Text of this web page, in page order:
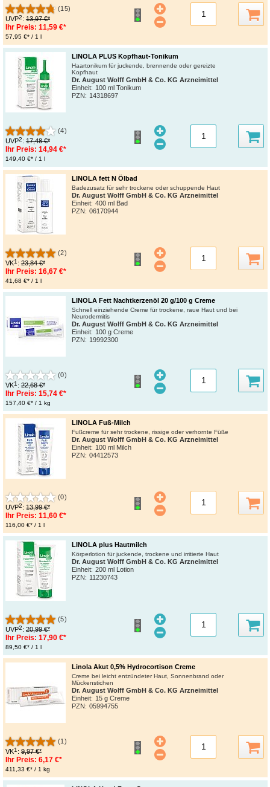
(15)
UVP2: 13,97 €*
Ihr Preis: 11,59 €*
57,95 €* / 1 l
LINOLA PLUS Kopfhaut-Tonikum
Haartonikum für juckende, brennende oder gereizte
Kopfhaut
Dr. August Wolff GmbH & Co. KG Arzneimittel
Einheit: 100 ml Tonikum
PZN: 14318697
(4)
UVP2: 17,48 €*
Ihr Preis: 14,94 €*
149,40 €* / 1 l
LINOLA fett N Ölbad
Badezusatz für sehr trockene oder schuppende Haut
Dr. August Wolff GmbH & Co. KG Arzneimittel
Einheit: 400 ml Bad
PZN: 06170944
(2)
VK1: 23,84 €*
Ihr Preis: 16,67 €*
41,68 €* / 1 l
LINOLA Fett Nachtkerzenöl 20 g/100 g Creme
Schnell einziehende Creme für trockene, raue Haut und bei
Neurodermitis
Dr. August Wolff GmbH & Co. KG Arzneimittel
Einheit: 100 g Creme
PZN: 19992300
(0)
VK1: 22,68 €*
Ihr Preis: 15,74 €*
157,40 €* / 1 kg
LINOLA Fuß-Milch
Fußcreme für sehr trockene, rissige oder verhornte Füße
Dr. August Wolff GmbH & Co. KG Arzneimittel
Einheit: 100 ml Milch
PZN: 04412573
(0)
UVP2: 13,99 €*
Ihr Preis: 11,60 €*
116,00 €* / 1 l
LINOLA plus Hautmilch
Körperlotion für juckende, trockene und irritierte Haut
Dr. August Wolff GmbH & Co. KG Arzneimittel
Einheit: 200 ml Lotion
PZN: 11230743
(5)
UVP2: 20,99 €*
Ihr Preis: 17,90 €*
89,50 €* / 1 l
Linola Akut 0,5% Hydrocortison Creme
Creme bei leicht entzündeter Haut, Sonnenbrand oder
Mückenstichen
Dr. August Wolff GmbH & Co. KG Arzneimittel
Einheit: 15 g Creme
PZN: 05994755
(1)
VK1: 9,97 €*
Ihr Preis: 6,17 €*
411,33 €* / 1 kg